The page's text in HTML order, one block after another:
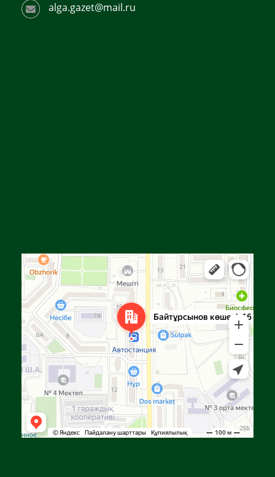
alga.gazet@mail.ru
Яндекс Карталар — көлік, навигация, орындарды іздеу